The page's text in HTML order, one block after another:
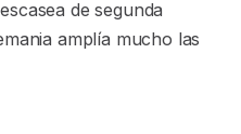
de segunda
amplía mucho las